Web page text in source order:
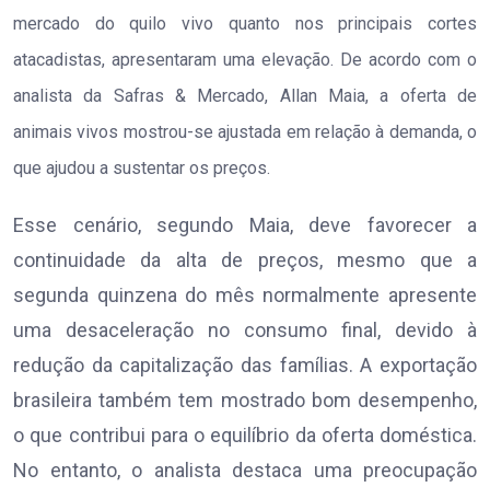
mercado do quilo vivo quanto nos principais cortes
atacadistas, apresentaram uma elevação. De acordo com o
analista da Safras & Mercado, Allan Maia, a oferta de
animais vivos mostrou-se ajustada em relação à demanda, o
que ajudou a sustentar os preços.
Esse cenário, segundo Maia, deve favorecer a
continuidade da alta de preços, mesmo que a
segunda quinzena do mês normalmente apresente
uma desaceleração no consumo final, devido à
redução da capitalização das famílias. A exportação
brasileira também tem mostrado bom desempenho,
o que contribui para o equilíbrio da oferta doméstica.
No entanto, o analista destaca uma preocupação